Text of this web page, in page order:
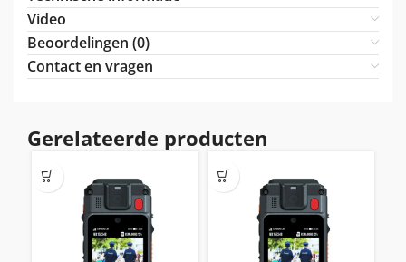
Video
Beoordelingen (0)
Contact en vragen
Gerelateerde producten